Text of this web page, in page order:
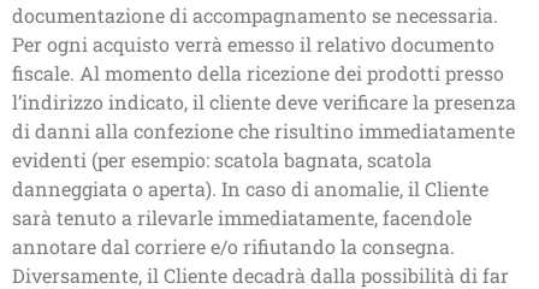
documentazione di accompagnamento se necessaria.
Per ogni acquisto verrà emesso il relativo documento
fiscale. Al momento della ricezione dei prodotti presso
l’indirizzo indicato, il cliente deve verificare la presenza
di danni alla confezione che risultino immediatamente
evidenti (per esempio: scatola bagnata, scatola
danneggiata o aperta). In caso di anomalie, il Cliente
sarà tenuto a rilevarle immediatamente, facendole
annotare dal corriere e/o rifiutando la consegna.
Diversamente, il Cliente decadrà dalla possibilità di far